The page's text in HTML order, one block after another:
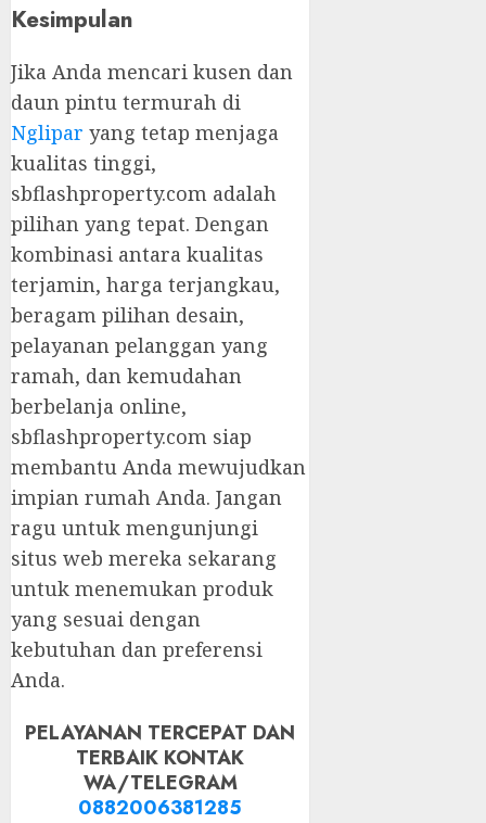
Kesimpulan
Jika Anda mencari kusen dan
daun pintu termurah di
Nglipar yang tetap menjaga
kualitas tinggi,
sbflashproperty.com adalah
pilihan yang tepat. Dengan
kombinasi antara kualitas
terjamin, harga terjangkau,
beragam pilihan desain,
pelayanan pelanggan yang
ramah, dan kemudahan
berbelanja online,
sbflashproperty.com siap
membantu Anda mewujudkan
impian rumah Anda. Jangan
ragu untuk mengunjungi
situs web mereka sekarang
untuk menemukan produk
yang sesuai dengan
kebutuhan dan preferensi
Anda.
PELAYANAN TERCEPAT DAN
TERBAIK KONTAK
WA/TELEGRAM
0882006381285